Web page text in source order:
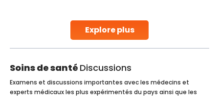
Explore plus
Soins de santé Discussions
Examens et discussions importantes avec les médecins et
experts médicaux les plus expérimentés du pays ainsi que les